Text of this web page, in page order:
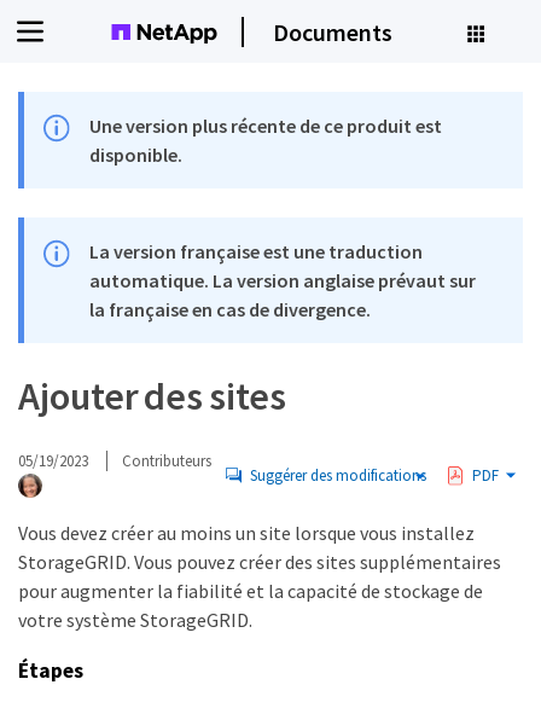
Documents
Une version plus récente de ce produit est
disponible.
La version française est une traduction
automatique. La version anglaise prévaut sur
la française en cas de divergence.
Ajouter des sites
05/19/2023 Contributeurs
Suggérer des modifications PDF
Vous devez créer au moins un site lorsque vous installez
StorageGRID. Vous pouvez créer des sites supplémentaires
pour augmenter la fiabilité et la capacité de stockage de
votre système StorageGRID.
Étapes